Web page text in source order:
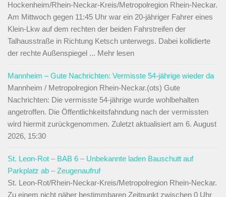
Hockenheim/Rhein-Neckar-Kreis/Metropolregion Rhein-Neckar.
Am Mittwoch gegen 11:45 Uhr war ein 20-jähriger Fahrer eines
Klein-Lkw auf dem rechten der beiden Fahrstreifen der
Talhausstraße in Richtung Ketsch unterwegs. Dabei kollidierte
der rechte Außenspiegel ... Mehr lesen
Mannheim – Gute Nachrichten: Vermisste 54-jährige wieder da
Mannheim / Metropolregion Rhein-Neckar.(ots) Gute
Nachrichten: Die vermisste 54-jährige wurde wohlbehalten
angetroffen. Die Öffentlichkeitsfahndung nach der vermissten
wird hiermit zurückgenommen. Zuletzt aktualisiert am 6. August
2026, 15:30
St. Leon-Rot – BAB 6 – Unbekannte laden Bauschutt auf
Parkplatz ab – Zeugenaufruf
St. Leon-Rot/Rhein-Neckar-Kreis/Metropolregion Rhein-Neckar.
Zu einem nicht näher bestimmbaren Zeitpunkt zwischen 0 Uhr